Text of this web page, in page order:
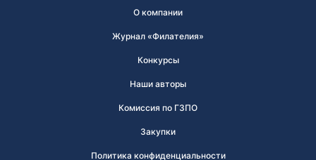
О компании
Журнал «Филателия»
Конкурсы
Наши авторы
Комиссия по ГЗПО
Закупки
Политика конфиденциальности